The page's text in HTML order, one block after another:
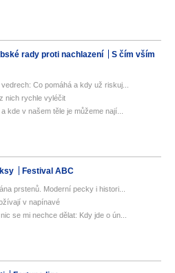
rady proti nachlazení
S čím vším
Co pomáhá a kdy už riskuj...
nich rychle vyléčit
kde v našem těle je můžeme nají...
Festival ABC
prstenů. Moderní pecky i histori...
v napínavé
se mi nechce dělat: Kdy jde o ún...